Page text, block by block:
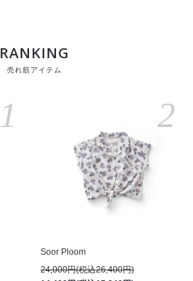
RANKING
売れ筋アイテム
1
Soor Ploom
24,000円(税込26,400円)
2